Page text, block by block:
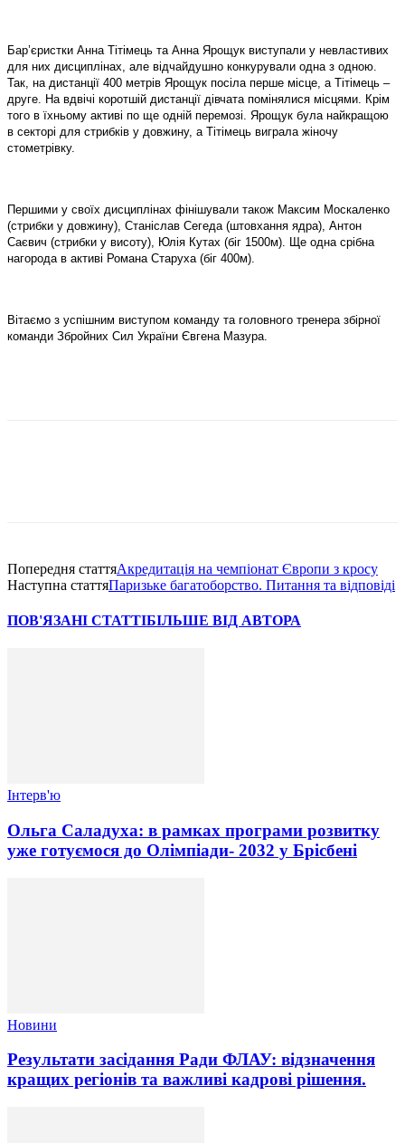
Бар’єристки Анна Тітімець та Анна Ярощук виступали у невластивих
для них дисциплінах, але відчайдушно конкурували одна з одною.
Так, на дистанції 400 метрів Ярощук посіла перше місце, а Тітімець –
друге. На вдвічі коротшій дистанції дівчата помінялися місцями. Крім
того в їхньому активі по ще одній перемозі. Ярощук була найкращою
в секторі для стрибків у довжину, а Тітімець виграла жіночу
стометрівку.
Першими у своїх дисциплінах фінішували також Максим Москаленко
(стрибки у довжину), Станіслав Сегеда (штовхання ядра), Антон
Саєвич (стрибки у висоту), Юлія Кутах (біг 1500м). Ще одна срібна
нагорода в активі Романа Старуха (біг 400м).
Вітаємо з успішним виступом команду та головного тренера збірної
команди Збройних Сил України Євгена Мазура.
Попередня статтяАкредитація на чемпіонат Європи з кросу
Наступна статтяПаризьке багатоборство. Питання та відповіді
ПОВ'ЯЗАНІ СТАТТІБІЛЬШЕ ВІД АВТОРА
Інтерв'ю
Ольга Саладуха: в рамках програми розвитку
уже готуємося до Олімпіади- 2032 у Брісбені
Новини
Результати засідання Ради ФЛАУ: відзначення
кращих регіонів та важливі кадрові рішення.